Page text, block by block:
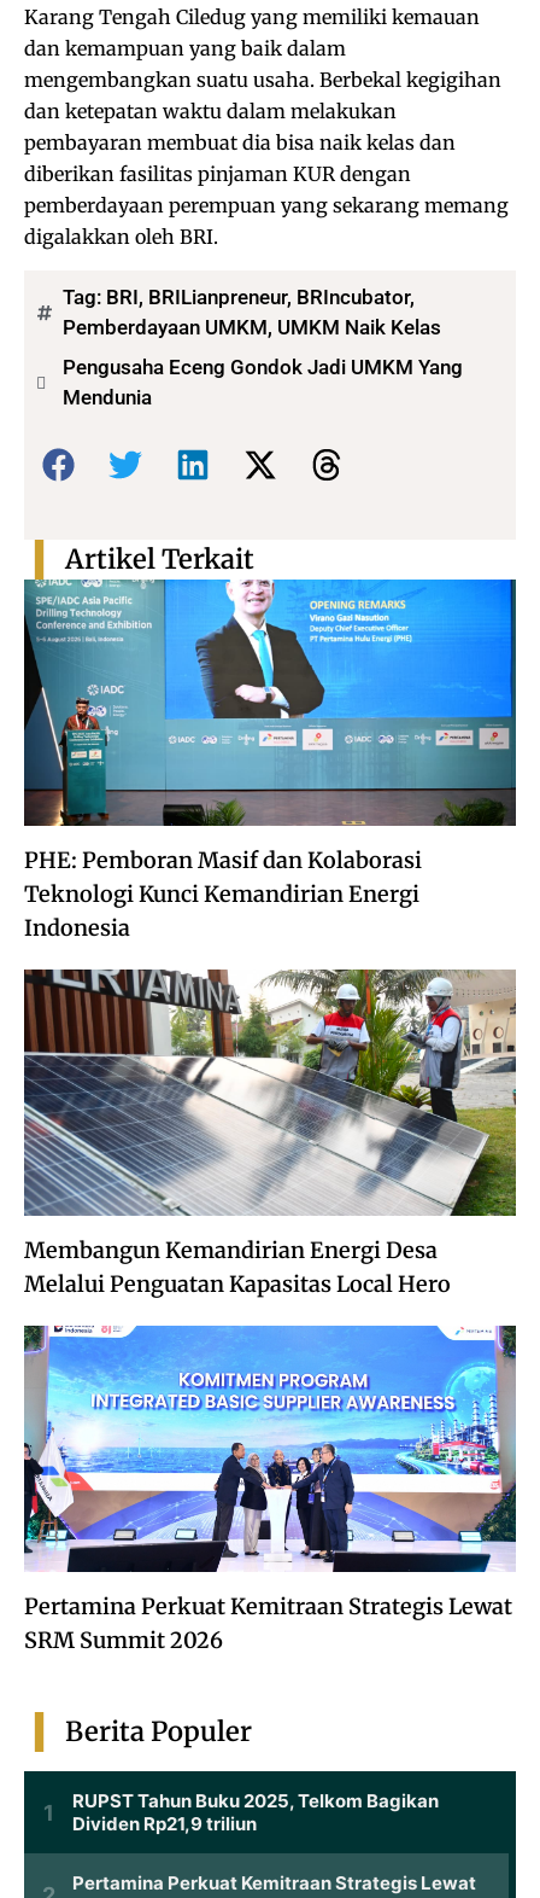
Karang Tengah Ciledug yang memiliki kemauan
dan kemampuan yang baik dalam
mengembangkan suatu usaha. Berbekal kegigihan
dan ketepatan waktu dalam melakukan
pembayaran membuat dia bisa naik kelas dan
diberikan fasilitas pinjaman KUR dengan
pemberdayaan perempuan yang sekarang memang
digalakkan oleh BRI.
Tag: BRI, BRILianpreneur, BRIncubator,
Pemberdayaan UMKM, UMKM Naik Kelas
Pengusaha Eceng Gondok Jadi UMKM Yang
Mendunia
Bagikan:
PHE: Pemboran Masif dan Kolaborasi
Teknologi Kunci Kemandirian Energi
Indonesia
Membangun Kemandirian Energi Desa
Melalui Penguatan Kapasitas Local Hero
Pertamina Perkuat Kemitraan Strategis Lewat
SRM Summit 2026
Artikel Terkait
Berita Populer